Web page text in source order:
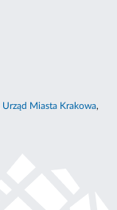
Urząd Miasta Krakowa,